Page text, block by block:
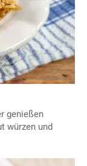
genießen
würzen und